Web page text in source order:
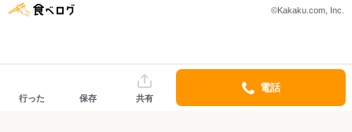
©Kakaku.com, Inc.
行った 保存 共有
電話